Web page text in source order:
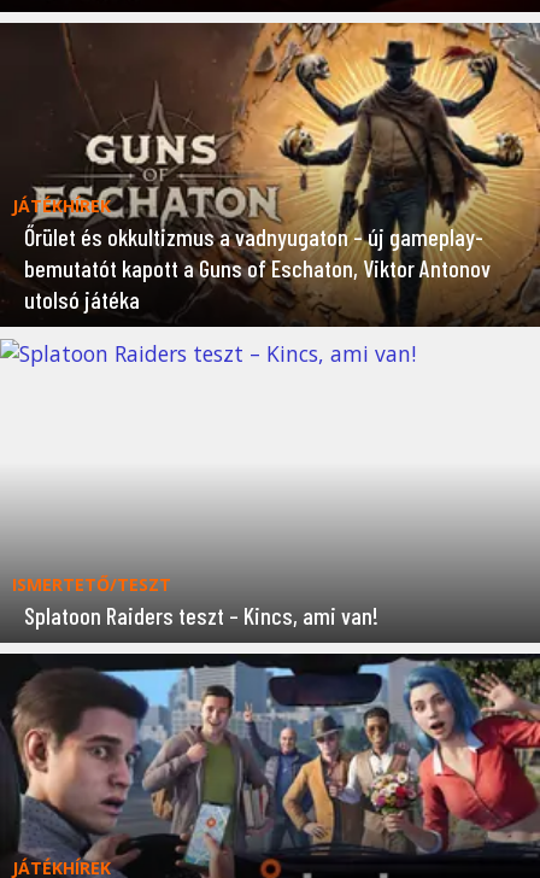
JÁTÉKHÍREK
Őrület és okkultizmus a vadnyugaton – új gameplay-
bemutatót kapott a Guns of Eschaton, Viktor Antonov
utolsó játéka
ISMERTETŐ/TESZT
Splatoon Raiders teszt – Kincs, ami van!
JÁTÉKHÍREK